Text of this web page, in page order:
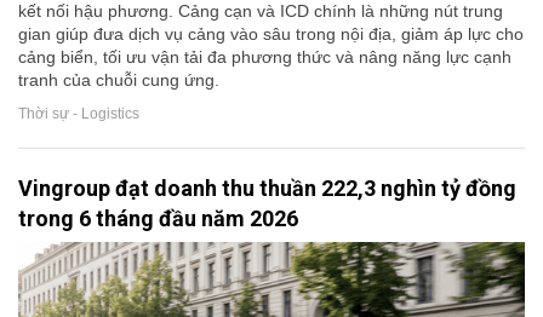
kết nối hậu phương. Cảng cạn và ICD chính là những nút trung
gian giúp đưa dịch vụ cảng vào sâu trong nội địa, giảm áp lực cho
cảng biển, tối ưu vận tải đa phương thức và nâng năng lực cạnh
tranh của chuỗi cung ứng.
Thời sự - Logistics
Vingroup đạt doanh thu thuần 222,3 nghìn tỷ đồng
trong 6 tháng đầu năm 2026